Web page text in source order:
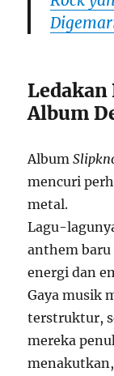
Ledakan
Album
Album
mencuri
metal.
Lagu-
anthem baru
energi dan
Gaya musik
terstruktur,
mereka